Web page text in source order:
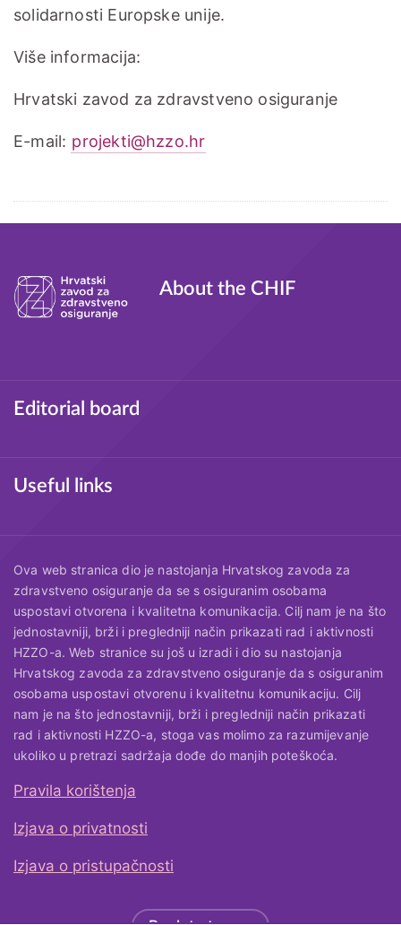
solidarnosti Europske unije.
Više informacija:
Hrvatski zavod za zdravstveno osiguranje
E-mail: projekti@hzzo.hr
Footer
About the CHIF
Editorial board
Useful links
Ova web stranica dio je nastojanja Hrvatskog zavoda za
zdravstveno osiguranje da se s osiguranim osobama
uspostavi otvorena i kvalitetna komunikacija. Cilj nam je na što
jednostavniji, brži i pregledniji način prikazati rad i aktivnosti
HZZO-a. Web stranice su još u izradi i dio su nastojanja
Hrvatskog zavoda za zdravstveno osiguranje da s osiguranim
osobama uspostavi otvorenu i kvalitetnu komunikaciju. Cilj
nam je na što jednostavniji, brži i pregledniji način prikazati
rad i aktivnosti HZZO-a, stoga vas molimo za razumijevanje
ukoliko u pretrazi sadržaja dođe do manjih poteškoća.
Pravila korištenja
Izjava o privatnosti
Izjava o pristupačnosti